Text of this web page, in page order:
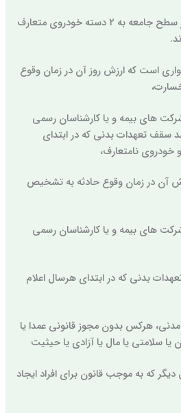
خودروهای سواری موجود در سطح جامعه به ۲ دسته خودروی متعارف
است که ارزش روز آن در زمان وقوع
های بیمه و یا کارشناسان رسمی
سقف تعهدات بدنی که در ابتدای
نامتعارف،
آن در زمان وقوع حادثه به تشخیص
های بیمه و یا کارشناسان رسمی
بدنی که در ابتدای هرسال اعلام
مدنی، هرکس بدون مجوز قانونی عمدا یا
سلامتی یا مال یا آزادی یا حیثیت
که به موجب قانون برای افراد ایجاد